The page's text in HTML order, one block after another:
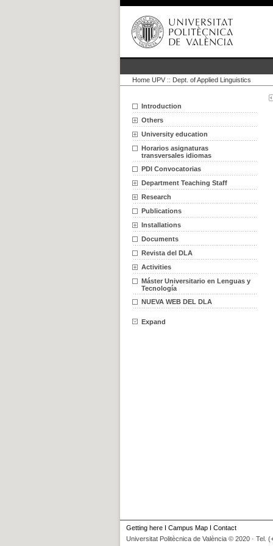
Home UPV :: Dept. of Applied Linguistics
Introduction
Others
University education
Horarios asignaturas
transversales idiomas
PDI Convocatorias
Department Teaching Staff
Research
Publications
Installations
Documents
Revista del DLA
Activities
Máster Universitario en Lenguas y
Tecnología
NUEVA WEB DEL DLA
Expand
Getting here I Campus Map I Contact
Universitat Politècnica de València © 2020 · Tel.